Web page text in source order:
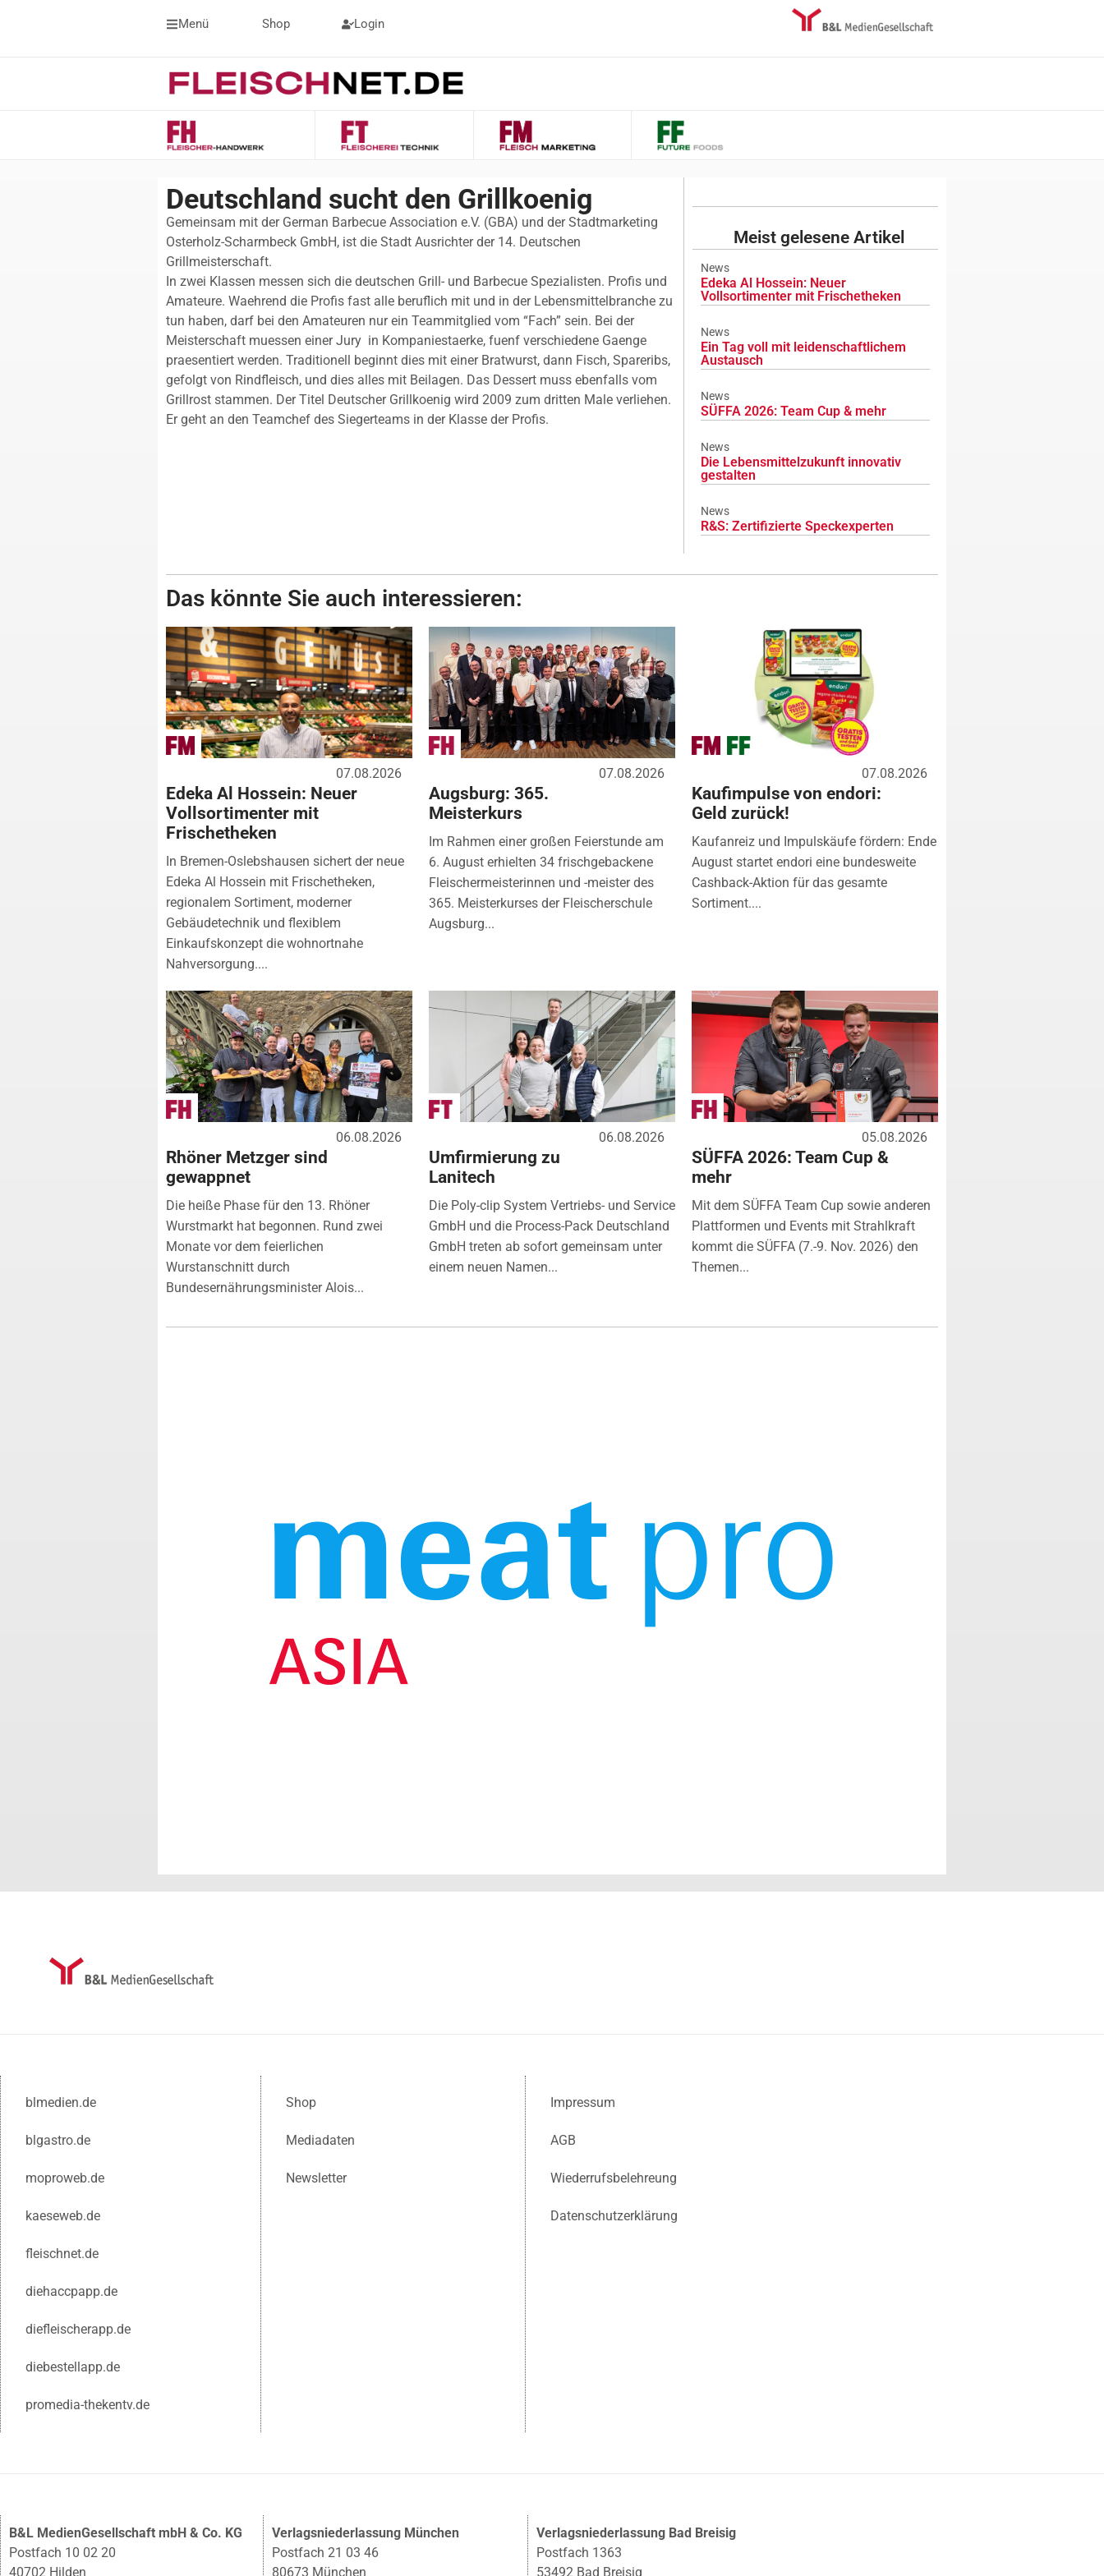
Menü Shop Login
Deutschland sucht den Grillkoenig
Gemeinsam mit der German Barbecue Association e.V. (GBA) und der Stadtmarketing
Osterholz-Scharmbeck GmbH, ist die Stadt Ausrichter der 14. Deutschen
Grillmeisterschaft.
In zwei Klassen messen sich die deutschen Grill- und Barbecue Spezialisten. Profis und
Amateure. Waehrend die Profis fast alle beruflich mit und in der Lebensmittelbranche zu
tun haben, darf bei den Amateuren nur ein Teammitglied vom “Fach” sein. Bei der
Meisterschaft muessen einer Jury  in Kompaniestaerke, fuenf verschiedene Gaenge
praesentiert werden. Traditionell beginnt dies mit einer Bratwurst, dann Fisch, Spareribs,
gefolgt von Rindfleisch, und dies alles mit Beilagen. Das Dessert muss ebenfalls vom
Grillrost stammen. Der Titel Deutscher Grillkoenig wird 2009 zum dritten Male verliehen.
Er geht an den Teamchef des Siegerteams in der Klasse der Profis.
Meist gelesene Artikel
News
Edeka Al Hossein: Neuer
Vollsortimenter mit Frischetheken
News
Ein Tag voll mit leidenschaftlichem
Austausch
News
SÜFFA 2026: Team Cup & mehr
News
Die Lebensmittelzukunft innovativ
gestalten
News
R&S: Zertifizierte Speckexperten
Das könnte Sie auch interessieren:
07.08.2026
Edeka Al Hossein: Neuer
Vollsortimenter mit
Frischetheken
In Bremen-Oslebshausen sichert der neue
Edeka Al Hossein mit Frischetheken,
regionalem Sortiment, moderner
Gebäudetechnik und flexiblem
Einkaufskonzept die wohnortnahe
Nahversorgung....
07.08.2026
Augsburg: 365.
Meisterkurs
Im Rahmen einer großen Feierstunde am
6. August erhielten 34 frischgebackene
Fleischermeisterinnen und -meister des
365. Meisterkurses der Fleischerschule
Augsburg...
07.08.2026
Kaufimpulse von endori:
Geld zurück!
Kaufanreiz und Impulskäufe fördern: Ende
August startet endori eine bundesweite
Cashback-Aktion für das gesamte
Sortiment....
06.08.2026
Rhöner Metzger sind
gewappnet
Die heiße Phase für den 13. Rhöner
Wurstmarkt hat begonnen. Rund zwei
Monate vor dem feierlichen
Wurstanschnitt durch
Bundesernährungsminister Alois...
06.08.2026
Umfirmierung zu
Lanitech
Die Poly-clip System Vertriebs- und Service
GmbH und die Process-Pack Deutschland
GmbH treten ab sofort gemeinsam unter
einem neuen Namen...
05.08.2026
SÜFFA 2026: Team Cup &
mehr
Mit dem SÜFFA Team Cup sowie anderen
Plattformen und Events mit Strahlkraft
kommt die SÜFFA (7.-9. Nov. 2026) den
Themen...
blmedien.de
blgastro.de
moproweb.de
kaeseweb.de
fleischnet.de
diehaccpapp.de
diefleischerapp.de
diebestellapp.de
promedia-thekentv.de
Shop
Mediadaten
Newsletter
Impressum
AGB
Wiederrufsbelehreung
Datenschutzerklärung
B&L MedienGesellschaft mbH & Co. KG
Postfach 10 02 20
40702 Hilden
Verlagsniederlassung München
Postfach 21 03 46
80673 München
Verlagsniederlassung Bad Breisig
Postfach 1363
53492 Bad Breisig